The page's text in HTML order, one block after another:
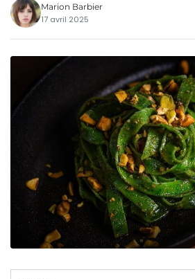
Marion Barbier
17 avril 2025